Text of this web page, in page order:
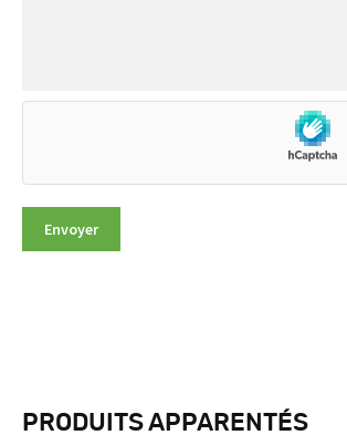
PRODUITS APPARENTÉS